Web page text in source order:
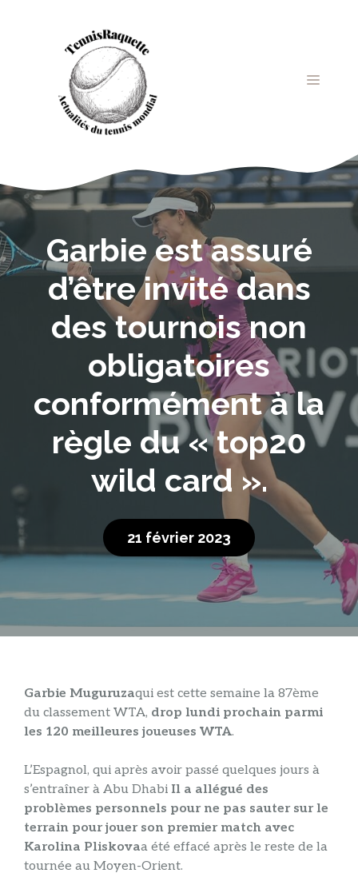
MENU
Garbie est assuré
d’être invité dans
des tournois non
obligatoires
conformément à la
règle du « top20
wild card ».
21 février 2023
Garbie Muguruzaqui est cette semaine la 87ème
du classement WTA, drop lundi prochain parmi
les 120 meilleures joueuses WTA.
L’Espagnol, qui après avoir passé quelques jours à
s’entraîner à Abu Dhabi Il a allégué des
problèmes personnels pour ne pas sauter sur le
terrain pour jouer son premier match avec
Karolina Pliskovaa été effacé après le reste de la
tournée au Moyen-Orient.